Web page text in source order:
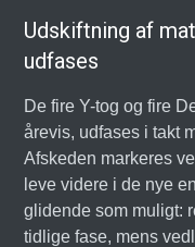
Udskiftning af
udfases
De fire Y-tog og fire
årevis, udfases i takt
Afskeden markeres
leve videre i de nye
glidende som muligt:
tidlige fase, mens